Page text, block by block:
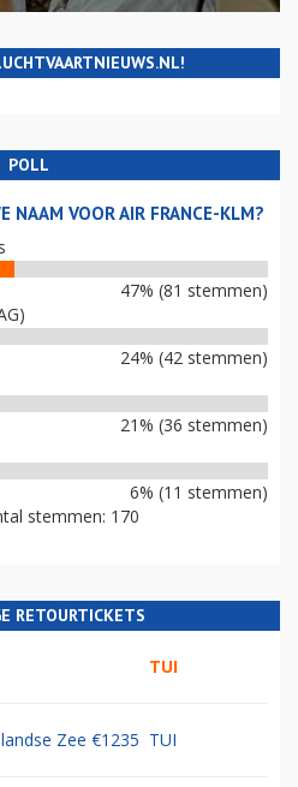
POLL
NAAM VOOR AIR FRANCE-KLM?
47% (81 stemmen)
24% (42 stemmen)
21% (36 stemmen)
6% (11 stemmen)
stemmen: 170
RETOURTICKETS
TUI
Zee €1235 TUI